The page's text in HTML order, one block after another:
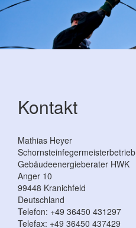
Kontakt
Mathias Heyer
Schornsteinfegermeisterbetrieb
Gebäudeenergieberater HWK
Anger 10
99448 Kranichfeld
Deutschland
Telefon: +49 36450 431297
Telefax: +49 36450 437429